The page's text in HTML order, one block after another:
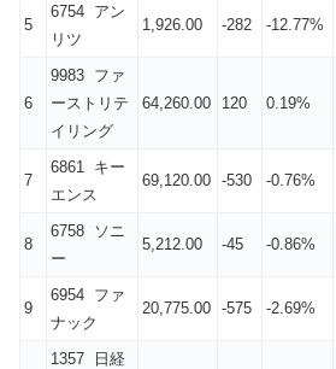
5
6754 アン
リツ
1,926.00 -282 -12.77%
6
9983 ファ
ーストリテ
イリング
64,260.00 120 0.19%
7
6861 キー
エンス
69,120.00 -530 -0.76%
8
6758 ソニ
ー
5,212.00 -45 -0.86%
9
6954 ファ
ナック
20,775.00 -575 -2.69%
1357 日経